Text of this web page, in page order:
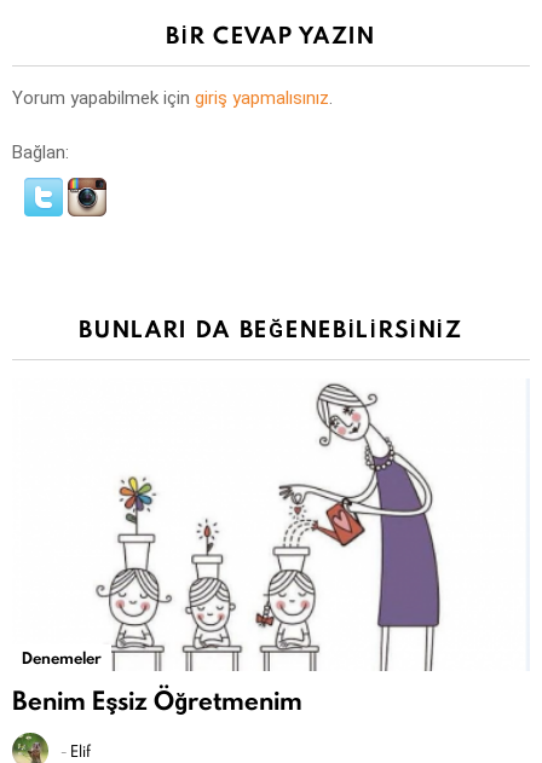
BIR CEVAP YAZIN
Yorum yapabilmek için giriş yapmalısınız.
Bağlan:
BUNLARI DA BEĞENEBILIRSINIZ
Denemeler
Benim Eşsiz Öğretmenim
- Elif